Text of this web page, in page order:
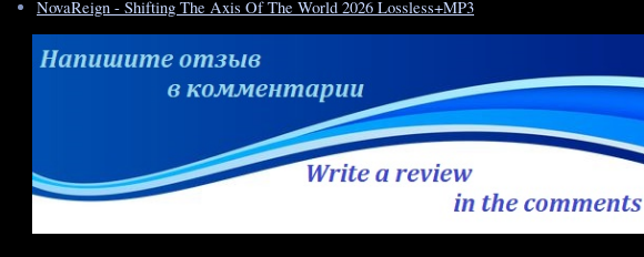
NovaReign - Shifting The Axis Of The World 2026 Lossless+MP3